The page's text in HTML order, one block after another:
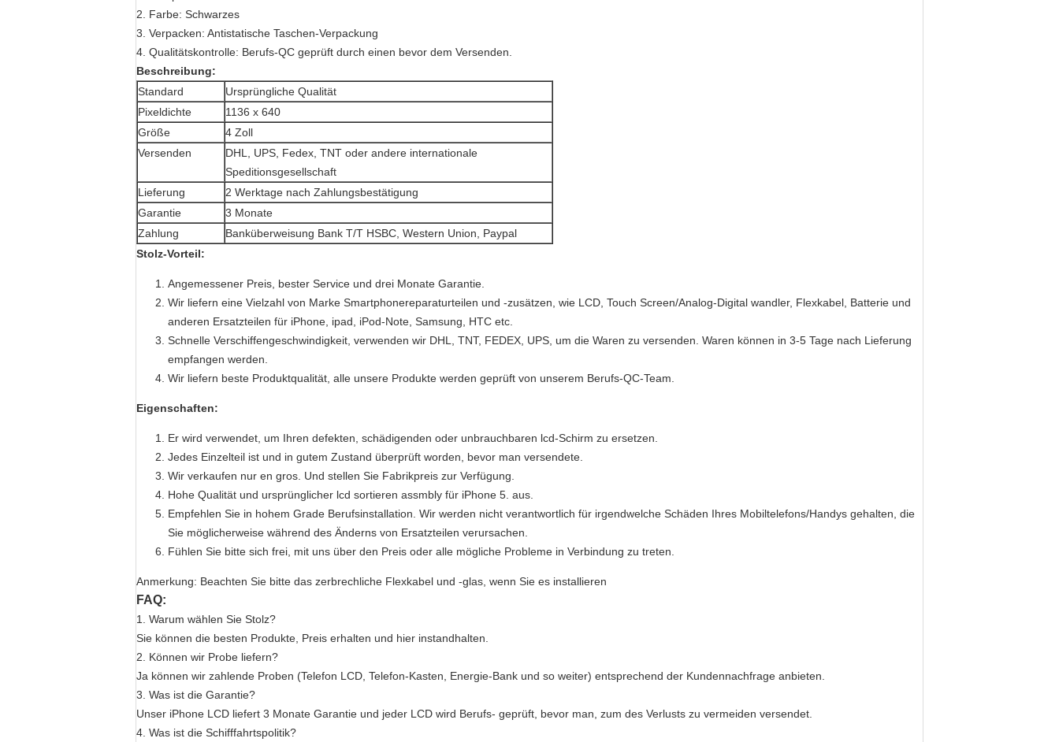
2. Farbe: Schwarzes
3. Verpacken: Antistatische Taschen-Verpackung
4. Qualitätskontrolle: Berufs-QC geprüft durch einen bevor dem Versenden.
Beschreibung:
Standard
Ursprüngliche Qualität
Pixeldichte
1136 x 640
Größe
4 Zoll
Versenden
DHL, UPS, Fedex, TNT oder andere internationale
Speditionsgesellschaft
Lieferung
2 Werktage nach Zahlungsbestätigung
Garantie
3 Monate
Zahlung
Banküberweisung Bank T/T HSBC, Western Union, Paypal
Stolz-Vorteil:
Angemessener Preis, bester Service und drei Monate Garantie.
Wir liefern eine Vielzahl von Marke Smartphonereparaturteilen und -zusätzen, wie LCD, Touch Screen/Analog-Digital wandler, Flexkabel, Batterie und
anderen Ersatzteilen für iPhone, ipad, iPod-Note, Samsung, HTC etc.
Schnelle Verschiffengeschwindigkeit, verwenden wir DHL, TNT, FEDEX, UPS, um die Waren zu versenden. Waren können in 3-5 Tage nach Lieferung
empfangen werden.
Wir liefern beste Produktqualität, alle unsere Produkte werden geprüft von unserem Berufs-QC-Team.
Eigenschaften:
Er wird verwendet, um Ihren defekten, schädigenden oder unbrauchbaren lcd-Schirm zu ersetzen.
Jedes Einzelteil ist und in gutem Zustand überprüft worden, bevor man versendete.
Wir verkaufen nur en gros. Und stellen Sie Fabrikpreis zur Verfügung.
Hohe Qualität und ursprünglicher lcd sortieren assmbly für iPhone 5. aus.
Empfehlen Sie in hohem Grade Berufsinstallation. Wir werden nicht verantwortlich für irgendwelche Schäden Ihres Mobiltelefons/Handys gehalten, die
Sie möglicherweise während des Änderns von Ersatzteilen verursachen.
Fühlen Sie bitte sich frei, mit uns über den Preis oder alle mögliche Probleme in Verbindung zu treten.
Anmerkung: Beachten Sie bitte das zerbrechliche Flexkabel und -glas, wenn Sie es installieren
FAQ:
1. Warum wählen Sie Stolz?
Sie können die besten Produkte, Preis erhalten und hier instandhalten.
2. Können wir Probe liefern?
Ja können wir zahlende Proben (Telefon LCD, Telefon-Kasten, Energie-Bank und so weiter) entsprechend der Kundennachfrage anbieten.
3. Was ist die Garantie?
Unser iPhone LCD liefert 3 Monate Garantie und jeder LCD wird Berufs- geprüft, bevor man, zum des Verlusts zu vermeiden versendet.
4. Was ist die Schifffahrtspolitik?